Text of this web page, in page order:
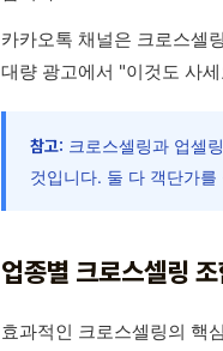
카카오톡 채널은 크로스셀
대량 광고에서 "이것도 사
참고: 크로스셀링과 업셀
것입니다. 둘 다 객단가
업종별 크로스셀링 조
효과적인 크로스셀링의 핵